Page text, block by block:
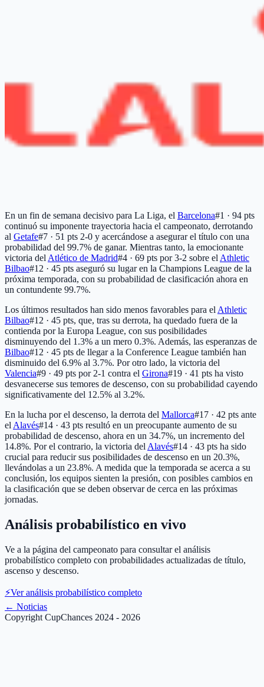
En un fin de semana decisivo para La Liga, el Barcelona#1 · 94 pts
continuó su imponente trayectoria hacia el campeonato, derrotando
al Getafe#7 · 51 pts 2-0 y acercándose a asegurar el título con una
probabilidad del 99.7% de ganar. Mientras tanto, la emocionante
victoria del Atlético de Madrid#4 · 69 pts por 3-2 sobre el Athletic
Bilbao#12 · 45 pts aseguró su lugar en la Champions League de la
próxima temporada, con su probabilidad de clasificación ahora en
un contundente 99.7%.
Los últimos resultados han sido menos favorables para el Athletic
Bilbao#12 · 45 pts, que, tras su derrota, ha quedado fuera de la
contienda por la Europa League, con sus posibilidades
disminuyendo del 1.3% a un mero 0.3%. Además, las esperanzas de
Bilbao#12 · 45 pts de llegar a la Conference League también han
disminuido del 6.9% al 3.7%. Por otro lado, la victoria del
Valencia#9 · 49 pts por 2-1 contra el Girona#19 · 41 pts ha visto
desvanecerse sus temores de descenso, con su probabilidad cayendo
significativamente del 12.5% al 3.2%.
En la lucha por el descenso, la derrota del Mallorca#17 · 42 pts ante
el Alavés#14 · 43 pts resultó en un preocupante aumento de su
probabilidad de descenso, ahora en un 34.7%, un incremento del
14.8%. Por el contrario, la victoria del Alavés#14 · 43 pts ha sido
crucial para reducir sus posibilidades de descenso en un 20.3%,
llevándolas a un 23.8%. A medida que la temporada se acerca a su
conclusión, los equipos sienten la presión, con posibles cambios en
la clasificación que se deben observar de cerca en las próximas
jornadas.
Análisis probabilístico en vivo
Ve a la página del campeonato para consultar el análisis
probabilístico completo con probabilidades actualizadas de título,
ascenso y descenso.
⚡Ver análisis probabilístico completo
← Noticias
Copyright CupChances 2024 - 2026